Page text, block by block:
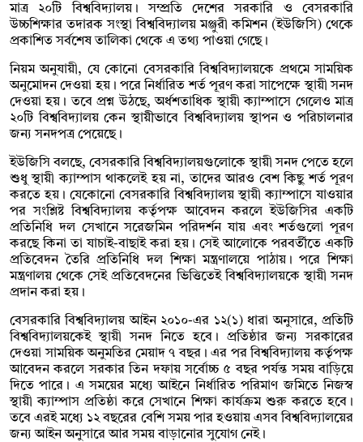
মাত্র ২০টি বিশ্ববিদ্যালয়। সম্প্রতি দেশের সরকারি ও বেসরকারি
উচ্চশিক্ষার তদারক সংস্থা বিশ্ববিদ্যালয় মঞ্জুরী কমিশন (ইউজিসি) থেকে
প্রকাশিত সর্বশেষ তালিকা থেকে এ তথ্য পাওয়া গেছে।
নিয়ম অনুযায়ী, যে কোনো বেসরকারি বিশ্ববিদ্যালয়কে প্রথমে সাময়িক
অনুমোদন দেওয়া হয়। পরে নির্ধারিত শর্ত পূরণ করা সাপেক্ষে স্থায়ী সনদ
দেওয়া হয়। তবে প্রশ্ন উঠছে, অর্ধশতাধিক স্থায়ী ক্যাম্পাসে গেলেও মাত্র
২০টি বিশ্ববিদ্যালয় কেন স্থায়ীভাবে বিশ্ববিদ্যালয় স্থাপন ও পরিচালনার
জন্য সনদপত্র পেয়েছে।
ইউজিসি বলছে, বেসরকারি বিশ্ববিদ্যালয়গুলোকে স্থায়ী সনদ পেতে হলে
শুধু স্থায়ী ক্যাম্পাস থাকলেই হয় না, তাদের আরও বেশ কিছু শর্ত পূরণ
করতে হয়। যেকোনো বেসরকারি বিশ্ববিদ্যালয় স্থায়ী ক্যাম্পাসে যাওয়ার
পর সংশ্লিষ্ট বিশ্ববিদ্যালয় কর্তৃপক্ষ আবেদন করলে ইউজিসির একটি
প্রতিনিধি দল সেখানে সরেজমিন পরিদর্শন যায় এবং শর্তগুলো পূরণ
করছে কিনা তা যাচাই-বাছাই করা হয়। সেই আলোকে পরবর্তীতে একটি
প্রতিবেদন তৈরি প্রতিনিধি দল শিক্ষা মন্ত্রণালয়ে পাঠায়। পরে শিক্ষা
মন্ত্রণালয় থেকে সেই প্রতিবেদনের ভিত্তিতেই বিশ্ববিদ্যালয়কে স্থায়ী সনদ
প্রদান করা হয়।
বেসরকারি বিশ্ববিদ্যালয় আইন ২০১০-এর ১২(১) ধারা অনুসারে, প্রতিটি
বিশ্ববিদ্যালয়কেই স্থায়ী সনদ নিতে হবে। প্রতিষ্ঠার জন্য সরকারের
দেওয়া সাময়িক অনুমতির মেয়াদ ৭ বছর। এর পর বিশ্ববিদ্যালয় কর্তৃপক্ষ
আবেদন করলে সরকার তিন দফায় সর্বোচ্চ ৫ বছর পর্যন্ত সময় বাড়িয়ে
দিতে পারে। এ সময়ের মধ্যে আইনে নির্ধারিত পরিমাণ জমিতে নিজস্ব
স্থায়ী ক্যাম্পাস প্রতিষ্ঠা করে সেখানে শিক্ষা কার্যক্রম শুরু করতে হবে।
তবে এরই মধ্যে ১২ বছরের বেশি সময় পার হওয়ায় এসব বিশ্ববিদ্যালয়ের
জন্য আইন অনুসারে আর সময় বাড়ানোর সুযোগ নেই।